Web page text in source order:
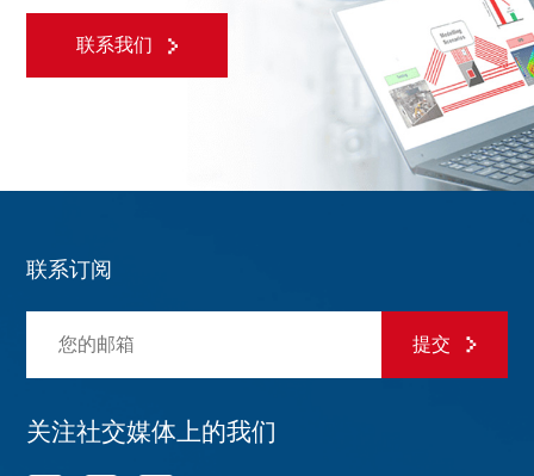
联系我们
联系订阅
提交
关注社交媒体上的我们